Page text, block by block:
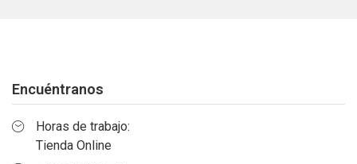
Encuéntranos
Horas de trabajo:
Tienda Online